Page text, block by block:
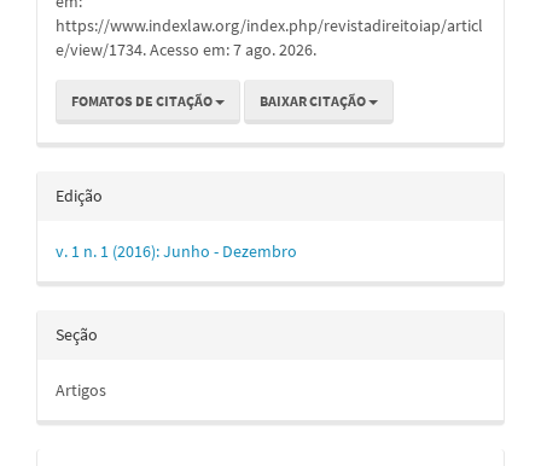
https://www.indexlaw.org/index.php/revistadireitoiap/articl
e/view/1734. Acesso em: 7 ago. 2026.
FOMATOS DE CITAÇÃO BAIXAR CITAÇÃO
Edição
v. 1 n. 1 (2016): Junho - Dezembro
Seção
Artigos